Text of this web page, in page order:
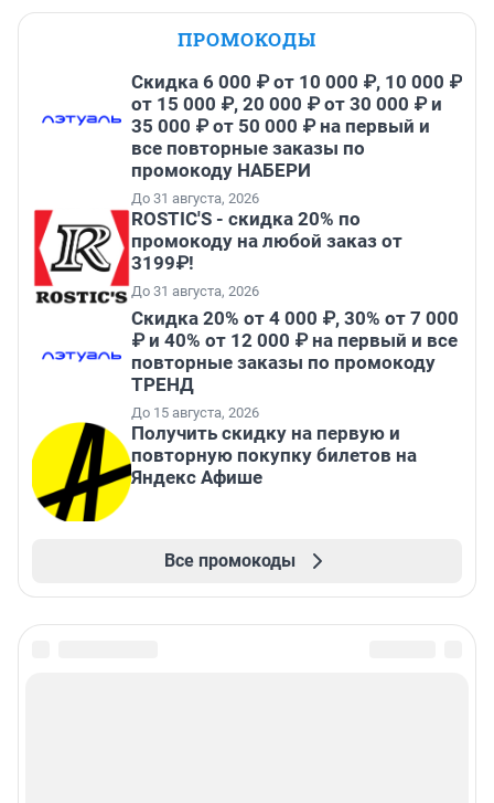
ПРОМОКОДЫ
Скидка 6 000 ₽ от 10 000 ₽, 10 000 ₽
от 15 000 ₽, 20 000 ₽ от 30 000 ₽ и
35 000 ₽ от 50 000 ₽ на первый и
все повторные заказы по
промокоду НАБЕРИ
До 31 августа, 2026
ROSTIC'S - скидка 20% по
промокоду на любой заказ от
3199₽!
До 31 августа, 2026
Скидка 20% от 4 000 ₽, 30% от 7 000
₽ и 40% от 12 000 ₽ на первый и все
повторные заказы по промокоду
ТРЕНД
До 15 августа, 2026
Получить скидку на первую и
повторную покупку билетов на
Яндекс Афише
Все промокоды